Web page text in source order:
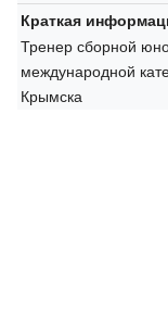
Краткая
Тренер сборной
международной
Крымска